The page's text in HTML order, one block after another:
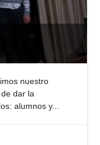
nuestro
dar la
alumnos y...